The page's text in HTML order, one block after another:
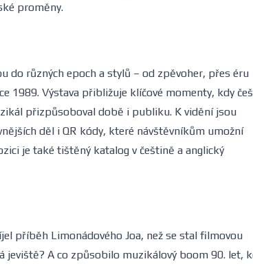
proměny.
do různých epoch a stylů – od zpěvoher, přes éru
1989. Výstava přibližuje klíčové momenty, kdy
přizpůsoboval době i publiku. K vidění jsou
děl i QR kódy, které návštěvníkům umožní
je také tištěný katalog v češtině a anglický
příběh Limonádového Joa, než se stal filmovou
A co způsobilo muzikálový boom 90. let,